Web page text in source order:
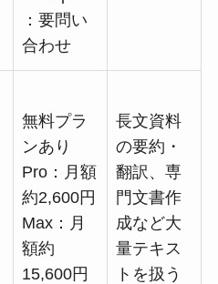
：要問い
合わせ
無料プラ
ンあり
Pro：月額
約2,600円
Max：月
額約
15,600円
長文資料
の要約・
翻訳、専
門文書作
成など大
量テキス
トを扱う